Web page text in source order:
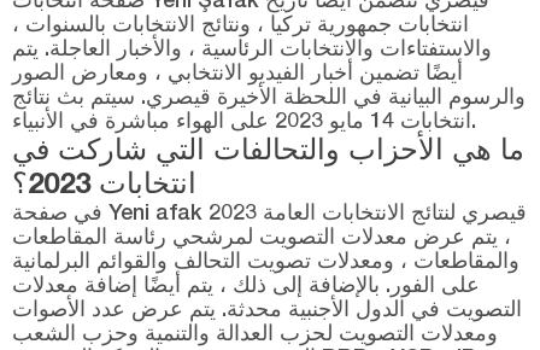
انتخابات جمهورية تركيا ، ونتائج الانتخابات بالسنوات ،
والاستفتاءات والانتخابات الرئاسية ، والأخبار العاجلة. يتم
أيضًا تضمين أخبار الفيديو الانتخابي ، ومعارض الصور
والرسوم البيانية في اللحظة الأخيرة قيصري. سيتم بث نتائج
انتخابات 14 مايو 2023 على الهواء مباشرة في الأنبياء.
ما هي الأحزاب والتحالفات التي شاركت في
انتخابات 2023؟
في صفحة Yeni afak قيصري لنتائج الانتخابات العامة 2023
، يتم عرض معدلات التصويت لمرشحي رئاسة المقاطعات
والمقاطعات ، ومعدلات تصويت التحالف والقوائم البرلمانية
على الفور. بالإضافة إلى ذلك ، يتم أيضًا إضافة معدلات
التصويت في الدول الأجنبية محدثة. يتم عرض عدد الأصوات
ومعدلات التصويت لحزب العدالة والتنمية وحزب الشعب